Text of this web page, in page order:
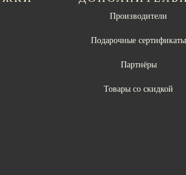
Производители
Подарочные сертификаты
Партнёры
Товары со скидкой